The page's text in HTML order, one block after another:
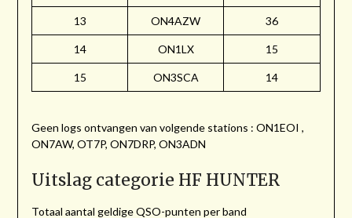
13 ON4AZW 36
14 ON1LX 15
15 ON3SCA 14
Geen logs ontvangen van volgende stations : ON1EOI ,
ON7AW, OT7P, ON7DRP, ON3ADN
Uitslag categorie HF HUNTER
Totaal aantal geldige QSO-punten per band